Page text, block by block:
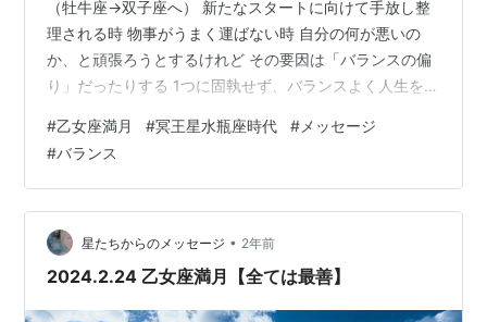
（牡牛座→双子座へ） 新たなスタートに向けて手放し整
理される時 物事がうまく運ばない時 自分の何が悪いの
か、と頑張ろうとするけれど その要因は「バランスの偏
り」だったりする 1つに固執せず、バランスよく人生を乗
は「笑顔でいられること」
#乙女座満月 #冥王星水瓶座時代 # メッセージ
#バランス
星たちからのメッセージ • 2年前
2024.2.24 乙女座満月【全ては最善】